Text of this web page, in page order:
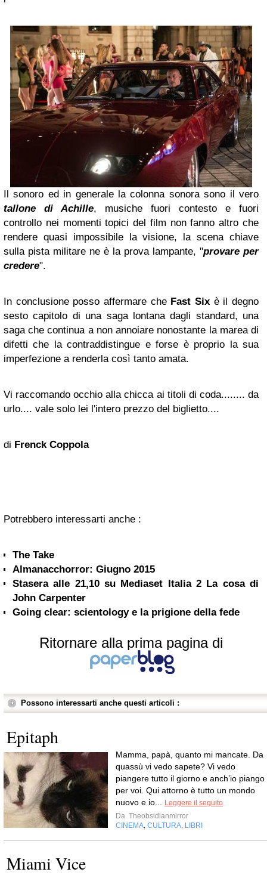
Il sonoro ed in generale la colonna sonora sono il vero
tallone di Achille, musiche fuori contesto e fuori
controllo nei momenti topici del film non fanno altro che
rendere quasi impossibile la visione, la scena chiave
sulla pista militare ne è la prova lampante, "provare per
credere".
In conclusione posso affermare che Fast Six è il degno
sesto capitolo di una saga lontana dagli standard, una
saga che continua a non annoiare nonostante la marea di
difetti che la contraddistingue e forse è proprio la sua
imperfezione a renderla così tanto amata.
Vi raccomando occhio alla chicca ai titoli di coda........ da
urlo.... vale solo lei l'intero prezzo del biglietto....
di Frenck Coppola
Potrebbero interessarti anche :
The Take
Almanacchorror: Giugno 2015
Stasera alle 21,10 su Mediaset Italia 2 La cosa di
John Carpenter
Going clear: scientology e la prigione della fede
Ritornare alla prima pagina di
Possono interessarti anche questi articoli :
Epitaph
Mamma, papà, quanto mi mancate. Da
quassù vi vedo sapete? Vi vedo
piangere tutto il giorno e anch’io piango
per voi. Qui attorno è tutto un mondo
nuovo e io...
Leggere il seguito
Da Theobsidianmirror
CINEMA CULTURA LIBRI
Miami Vice